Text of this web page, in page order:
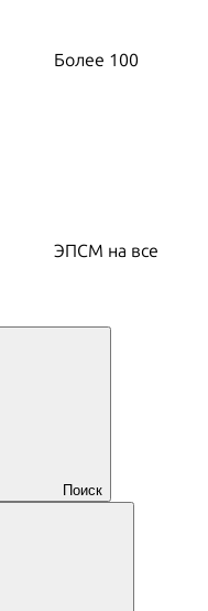
Более 100
ЭПСМ на все
Поиск